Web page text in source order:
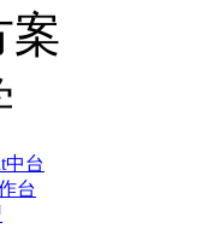
案
中台
台